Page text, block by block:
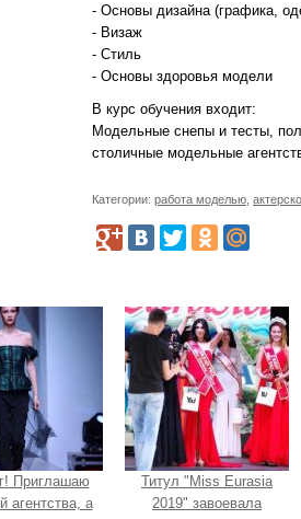
- Основы дизайна (графика,
- Визаж
- Стиль
- Основы здоровья модели
В курс обучения входит:
Модельные снепы и тесты,
столичные модельные
Категории: работа моделью
Приглашаю
агентства, а
Титул "Miss Eurasia
2019" завоевала